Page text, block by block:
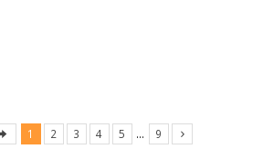
1 2 3 4 5 … 9